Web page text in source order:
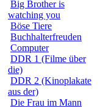
Big Brother is
watching you
Böse Tiere
Buchhalterfreuden
Computer
DDR 1 (Filme über
die)
DDR 2 (Kinoplakate
aus der)
Die Frau im Mann